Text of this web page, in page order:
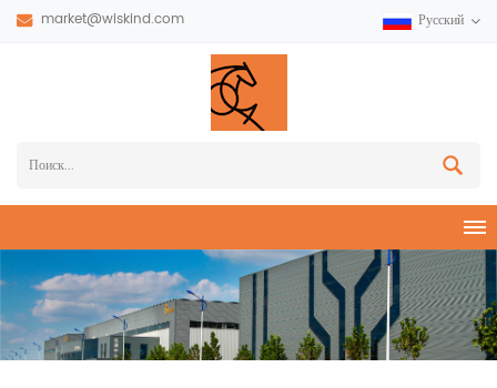
market@wiskind.com Русский